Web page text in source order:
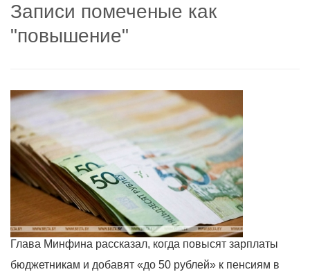
Записи помеченые как
"повышение"
Глава Минфина рассказал, когда повысят зарплаты
бюджетникам и добавят «до 50 рублей» к пенсиям в